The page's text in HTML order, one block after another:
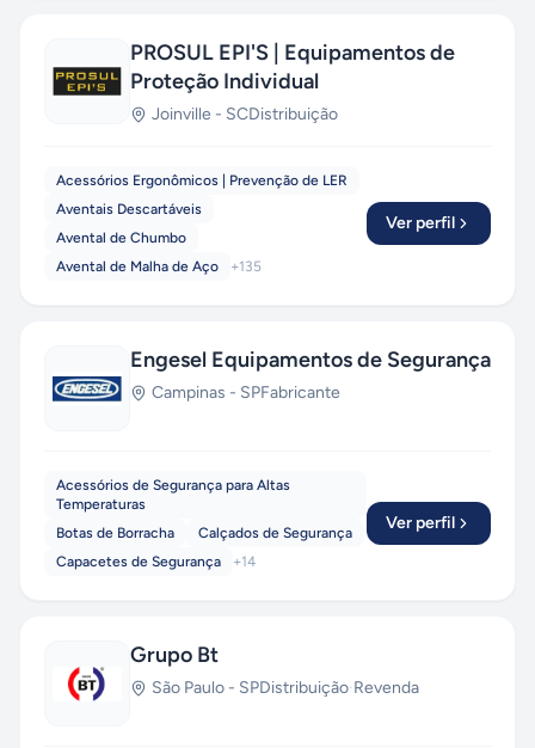
PROSUL EPI'S | Equipamentos de
Proteção Individual
Joinville - SCDistribuição
Acessórios Ergonômicos | Prevenção de LER
Aventais Descartáveis
Avental de Chumbo
Avental de Malha de Aço
+135
Ver perfil
Engesel Equipamentos de Segurança
Campinas - SPFabricante
Acessórios de Segurança para Altas
Temperaturas
Botas de Borracha
Calçados de Segurança
Capacetes de Segurança
+14
Ver perfil
Grupo Bt
São Paulo - SPDistribuição·Revenda